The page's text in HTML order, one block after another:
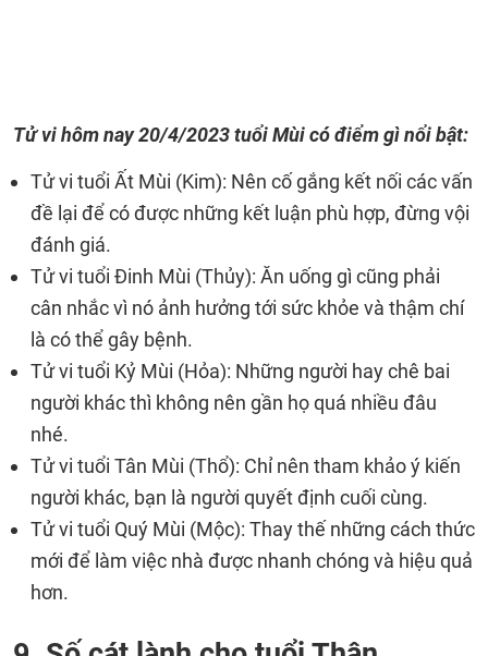
Tử vi hôm nay20/4/2023tuổi Mùi có điểm gì nổi bật:
Tử vi tuổi Ất Mùi (Kim): Nên cố gắng kết nối các vấn
đề lại để có được những kết luận phù hợp, đừng vội
đánh giá.
Tử vi tuổi Đinh Mùi (Thủy): Ăn uống gì cũng phải
cân nhắc vì nó ảnh hưởng tới sức khỏe và thậm chí
là có thể gây bệnh.
Tử vi tuổi Kỷ Mùi (Hỏa): Những người hay chê bai
người khác thì không nên gần họ quá nhiều đâu
nhé.
Tử vi tuổi Tân Mùi (Thổ): Chỉ nên tham khảo ý kiến
người khác, bạn là người quyết định cuối cùng.
Tử vi tuổi Quý Mùi (Mộc): Thay thế những cách thức
mới để làm việc nhà được nhanh chóng và hiệu quả
hơn.